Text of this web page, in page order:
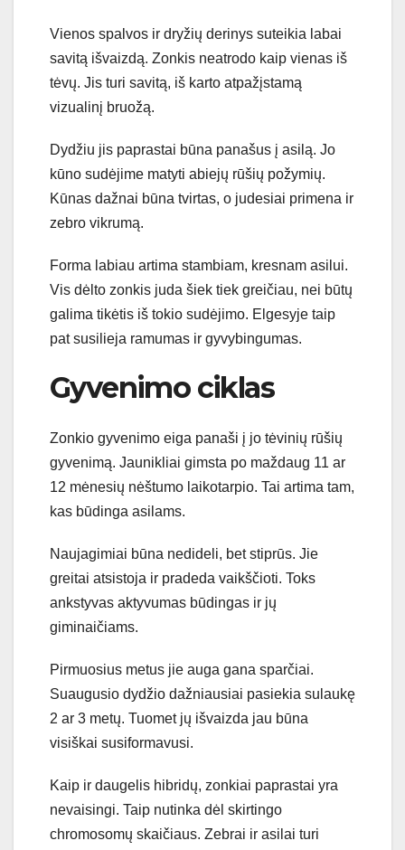
Vienos spalvos ir dryžių derinys suteikia labai
savitą išvaizdą. Zonkis neatrodo kaip vienas iš
tėvų. Jis turi savitą, iš karto atpažįstamą
vizualinį bruožą.
Dydžiu jis paprastai būna panašus į asilą. Jo
kūno sudėjime matyti abiejų rūšių požymių.
Kūnas dažnai būna tvirtas, o judesiai primena ir
zebro vikrumą.
Forma labiau artima stambiam, kresnam asilui.
Vis dėlto zonkis juda šiek tiek greičiau, nei būtų
galima tikėtis iš tokio sudėjimo. Elgesyje taip
pat susilieja ramumas ir gyvybingumas.
Gyvenimo ciklas
Zonkio gyvenimo eiga panaši į jo tėvinių rūšių
gyvenimą. Jaunikliai gimsta po maždaug 11 ar
12 mėnesių nėštumo laikotarpio. Tai artima tam,
kas būdinga asilams.
Naujagimiai būna nedideli, bet stiprūs. Jie
greitai atsistoja ir pradeda vaikščioti. Toks
ankstyvas aktyvumas būdingas ir jų
giminaičiams.
Pirmuosius metus jie auga gana sparčiai.
Suaugusio dydžio dažniausiai pasiekia sulaukę
2 ar 3 metų. Tuomet jų išvaizda jau būna
visiškai susiformavusi.
Kaip ir daugelis hibridų, zonkiai paprastai yra
nevaisingi. Taip nutinka dėl skirtingo
chromosomų skaičiaus. Zebrai ir asilai turi